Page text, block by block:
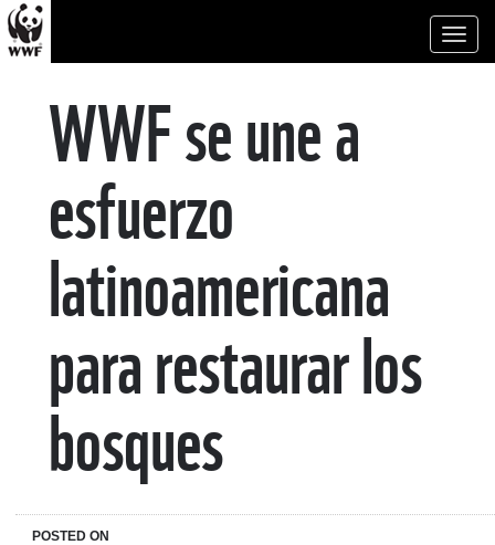
WWF se une a
esfuerzo
latinoamericana
para restaurar los
bosques
POSTED ON